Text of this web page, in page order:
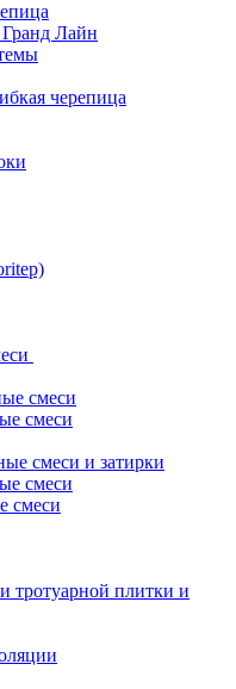
Лайн
черепица
смеси
смеси
смеси и затирки
смеси
смеси
тротуарной плитки и